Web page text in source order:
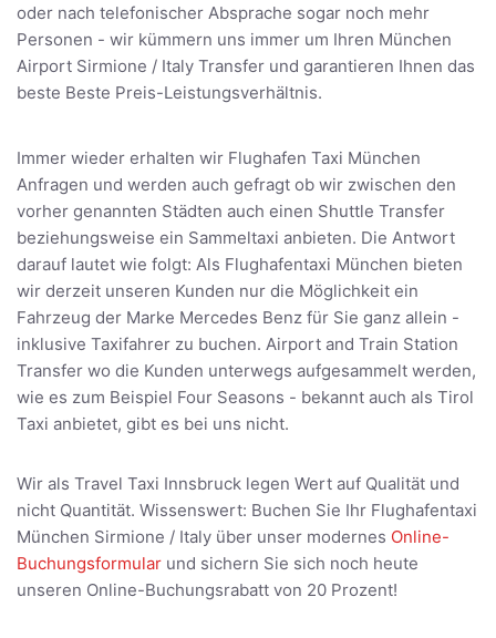
oder nach telefonischer Absprache sogar noch mehr
Personen - wir kümmern uns immer um Ihren München
Airport Sirmione / Italy Transfer und garantieren Ihnen das
beste Beste Preis-Leistungsverhältnis.
Immer wieder erhalten wir Flughafen Taxi München
Anfragen und werden auch gefragt ob wir zwischen den
vorher genannten Städten auch einen Shuttle Transfer
beziehungsweise ein Sammeltaxi anbieten. Die Antwort
darauf lautet wie folgt: Als Flughafentaxi München bieten
wir derzeit unseren Kunden nur die Möglichkeit ein
Fahrzeug der Marke Mercedes Benz für Sie ganz allein -
inklusive Taxifahrer zu buchen. Airport and Train Station
Transfer wo die Kunden unterwegs aufgesammelt werden,
wie es zum Beispiel Four Seasons - bekannt auch als Tirol
Taxi anbietet, gibt es bei uns nicht.
Wir als Travel Taxi Innsbruck legen Wert auf Qualität und
nicht Quantität. Wissenswert: Buchen Sie Ihr Flughafentaxi
München Sirmione / Italy über unser modernes Online-
Buchungsformular und sichern Sie sich noch heute
unseren Online-Buchungsrabatt von 20 Prozent!